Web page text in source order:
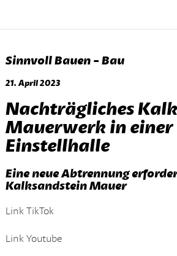
Sinnvoll Bauen - Bau
21. April 2023
Nachträgliches
Mauerwerk in einer
Einstellhalle
Eine neue Abtrennung
Kalksandstein Mauer
Link TikTok
Link Youtube